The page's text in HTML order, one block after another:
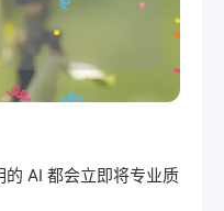
AI 都会立即将专业质